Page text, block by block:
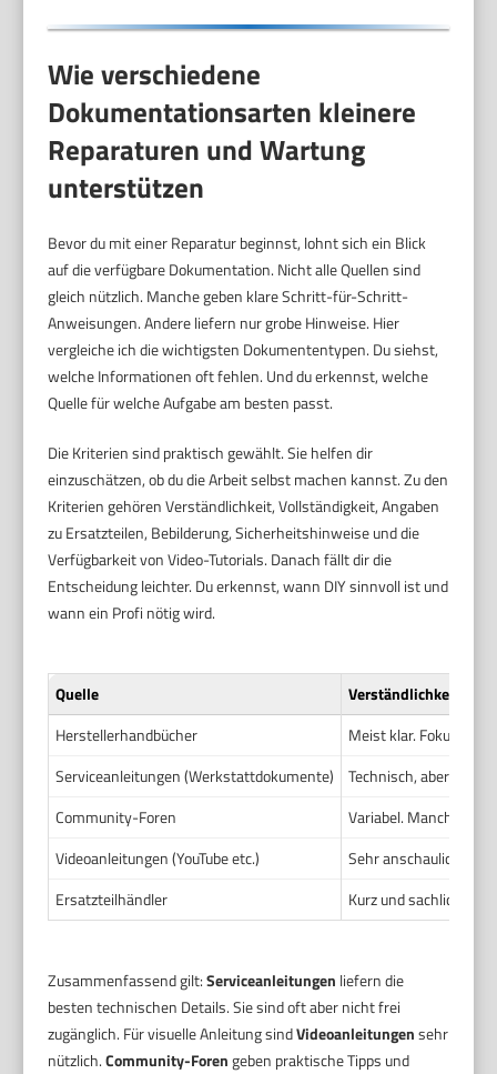
Wie verschiedene
Dokumentationsarten kleinere
Reparaturen und Wartung
unterstützen
Bevor du mit einer Reparatur beginnst, lohnt sich ein Blick
auf die verfügbare Dokumentation. Nicht alle Quellen sind
gleich nützlich. Manche geben klare Schritt-für-Schritt-
Anweisungen. Andere liefern nur grobe Hinweise. Hier
vergleiche ich die wichtigsten Dokumententypen. Du siehst,
welche Informationen oft fehlen. Und du erkennst, welche
Quelle für welche Aufgabe am besten passt.
Die Kriterien sind praktisch gewählt. Sie helfen dir
einzuschätzen, ob du die Arbeit selbst machen kannst. Zu den
Kriterien gehören Verständlichkeit, Vollständigkeit, Angaben
zu Ersatzteilen, Bebilderung, Sicherheitshinweise und die
Verfügbarkeit von Video-Tutorials. Danach fällt dir die
Entscheidung leichter. Du erkennst, wann DIY sinnvoll ist und
wann ein Profi nötig wird.
Quelle
Verständlichkeit
Herstellerhandbücher
Meist klar. Fokus auf
Serviceanleitungen (Werkstattdokumente)
Technisch, aber
Community-Foren
Variabel. Manche
Videoanleitungen (YouTube etc.)
Sehr anschaulich.
Ersatzteilhändler
Kurz und sachlich.
Zusammenfassend gilt:Serviceanleitungen liefern die
besten technischen Details. Sie sind oft aber nicht frei
zugänglich. Für visuelle Anleitung sindVideoanleitungensehr
nützlich.Community-Forengeben praktische Tipps und